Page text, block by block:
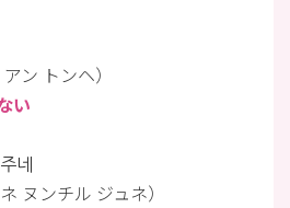
ン トンヘ）
い
네
ヌンチル ジュネ）